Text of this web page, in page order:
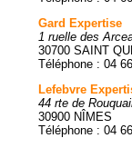
Gard Expertise
1 ruelle des
30700 SAINT
Téléphone : 04
Lefebvre
44 rte de
30900 NÎMES
Téléphone : 04